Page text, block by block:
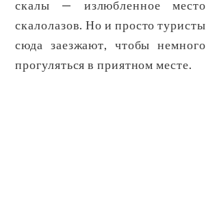
скалы — излюбленное место
скалолазов. Но и просто туристы
сюда заезжают, чтобы немного
прогуляться в приятном месте.